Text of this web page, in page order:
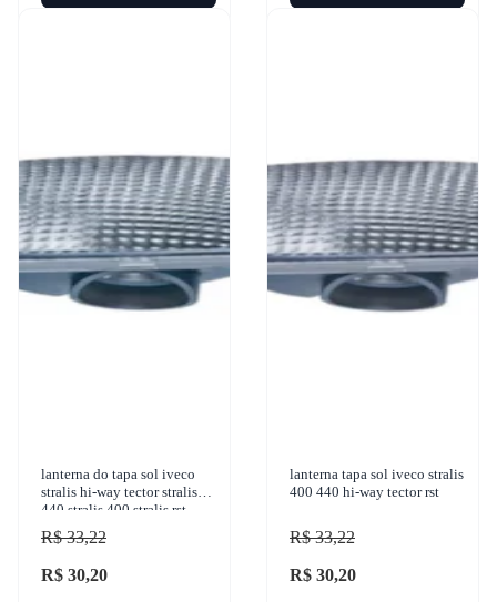
lanterna do tapa sol iveco
stralis hi-way tector stralis
440 stralis 400 stralis rst
570s41 tb 1993-2012 gauer -
le-1351
R$ 33,22
R$ 30,20
lanterna tapa sol iveco stralis
400 440 hi-way tector rst
R$ 33,22
R$ 30,20